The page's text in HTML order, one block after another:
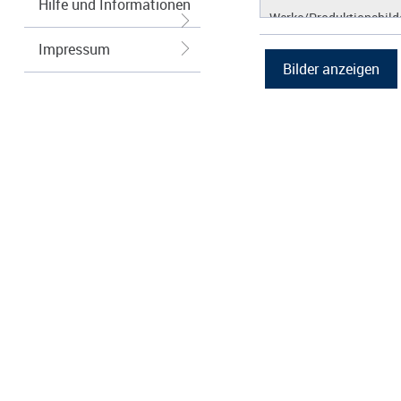
Hilfe und Informationen
Impressum
Werke/
Grafiken